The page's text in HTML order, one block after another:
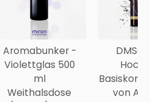
Aromabunker -
Violettglas 500
ml
Weithalsdose
DMSO
von